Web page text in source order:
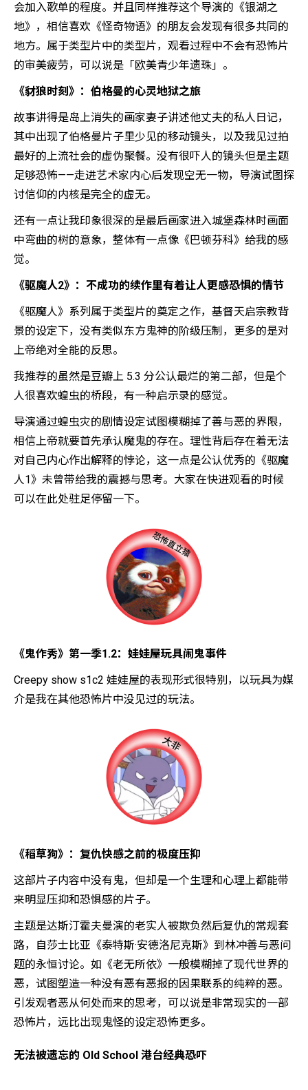
会加入歌单的程度。并且同样推荐这个导演的《银湖之
地》，相信喜欢《怪奇物语》的朋友会发现有很多共同的
地方。属于类型片中的类型片，观看过程中不会有恐怖片
的审美疲劳，可以说是「欧美青少年遗珠」。
《豺狼时刻》：伯格曼的心灵地狱之旅
故事讲得是岛上消失的画家妻子讲述他丈夫的私人日记，
其中出现了伯格曼片子里少见的移动镜头，以及我见过拍
最好的上流社会的虚伪聚餐。没有很吓人的镜头但是主题
足够恐怖——走进艺术家内心后发现空无一物，导演试图探
讨信仰的内核是完全的虚无。
还有一点让我印象很深的是最后画家进入城堡森林时画面
中弯曲的树的意象，整体有一点像《巴顿芬科》给我的感
觉。
《驱魔人2》：不成功的续作里有着让人更感恐惧的情节
《驱魔人》系列属于类型片的奠定之作，基督天启宗教背
景的设定下，没有类似东方鬼神的阶级压制，更多的是对
上帝绝对全能的反思。
我推荐的虽然是豆瓣上 5.3 分公认最烂的第二部，但是个
人很喜欢蝗虫的桥段，有一种启示录的感觉。
导演通过蝗虫灾的剧情设定试图模糊掉了善与恶的界限，
相信上帝就要首先承认魔鬼的存在。理性背后存在着无法
对自己内心作出解释的悖论，这一点是公认优秀的《驱魔
人1》未曾带给我的震撼与思考。大家在快进观看的时候
可以在此处驻足停留一下。
《鬼作秀》第一季1.2：娃娃屋玩具闹鬼事件
Creepy show s1c2 娃娃屋的表现形式很特别，以玩具为媒
介是我在其他恐怖片中没见过的玩法。
《稻草狗》：复仇快感之前的极度压抑
这部片子内容中没有鬼，但却是一个生理和心理上都能带
来明显压抑和恐惧感的片子。
主题是达斯汀霍夫曼演的老实人被欺负然后复仇的常规套
路，自莎士比亚《泰特斯·安德洛尼克斯》到林冲善与恶问
题的永恒讨论。如《老无所依》一般模糊掉了现代世界的
恶，试图塑造一种没有恶有恶报的因果联系的纯粹的恶。
引发观者恶从何处而来的思考，可以说是非常现实的一部
恐怖片，远比出现鬼怪的设定恐怖更多。
无法被遗忘的 Old School 港台经典恐吓